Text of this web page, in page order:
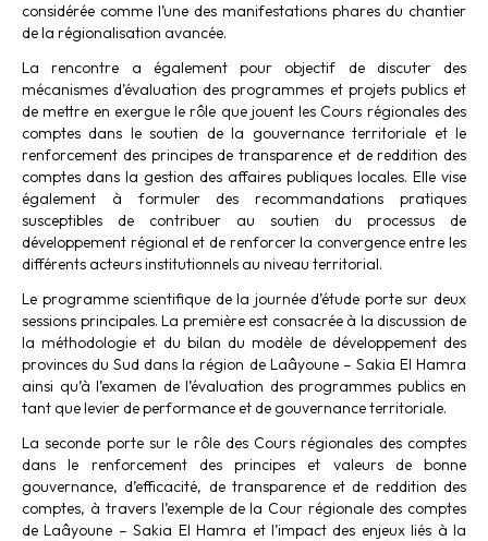
considérée comme l’une des manifestations phares du chantier
de la régionalisation avancée.
La rencontre a également pour objectif de discuter des
mécanismes d’évaluation des programmes et projets publics et
de mettre en exergue le rôle que jouent les Cours régionales des
comptes dans le soutien de la gouvernance territoriale et le
renforcement des principes de transparence et de reddition des
comptes dans la gestion des affaires publiques locales. Elle vise
également à formuler des recommandations pratiques
susceptibles de contribuer au soutien du processus de
développement régional et de renforcer la convergence entre les
différents acteurs institutionnels au niveau territorial.
Le programme scientifique de la journée d’étude porte sur deux
sessions principales. La première est consacrée à la discussion de
la méthodologie et du bilan du modèle de développement des
provinces du Sud dans la région de Laâyoune – Sakia El Hamra
ainsi qu’à l’examen de l’évaluation des programmes publics en
tant que levier de performance et de gouvernance territoriale.
La seconde porte sur le rôle des Cours régionales des comptes
dans le renforcement des principes et valeurs de bonne
gouvernance, d’efficacité, de transparence et de reddition des
comptes, à travers l’exemple de la Cour régionale des comptes
de Laâyoune – Sakia El Hamra et l’impact des enjeux liés à la